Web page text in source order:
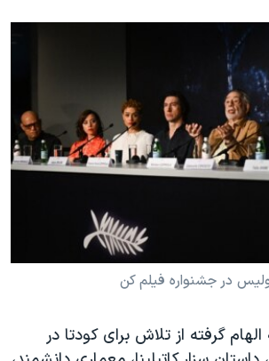
در جشنواره فیلم کن
گرفته از تلاش برای کودتا در